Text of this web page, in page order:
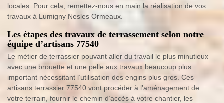
locales. Pour cela, remettez-nous en main la réalisation de vos
travaux à Lumigny Nesles Ormeaux.
Les étapes des travaux de terrassement selon notre
équipe d’artisans 77540
Le métier de terrassier pouvant aller du travail le plus minutieux
avec une brouette et une pelle aux travaux beaucoup plus
important nécessitant l’utilisation des engins plus gros. Ces
artisans terrassier 77540 vont procéder à l’aménagement de
votre terrain, fournir le chemin d’accès à votre chantier, les